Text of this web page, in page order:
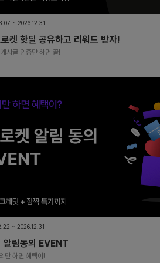
~ 2026.12.31
켓 핫딜 공유하고 리워드 받자!
시글 인증만 하면 끝!
~ 2026.12.31
림동의 EVENT
만 하면 혜택이!